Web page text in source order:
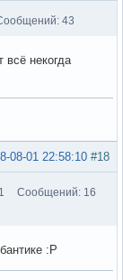
43
всё некогда
#18
08-01 22:58:10
Сообщений: 16
:Р